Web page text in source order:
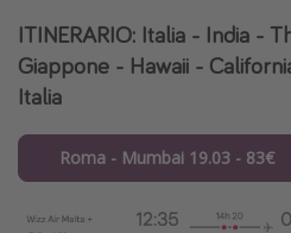
ITINERARIO: Italia - India -
Giappone - Hawaii -
Italia
Roma - Mumbai 19.03 - 83€